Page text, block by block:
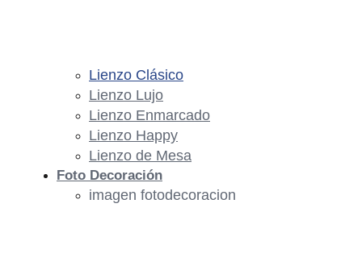
Lienzo Clásico
Lienzo Lujo
Lienzo Enmarcado
Lienzo Happy
Lienzo de Mesa
Foto Decoración
imagen fotodecoracion